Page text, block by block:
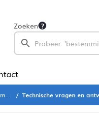
Zoeken
Technische vragen en